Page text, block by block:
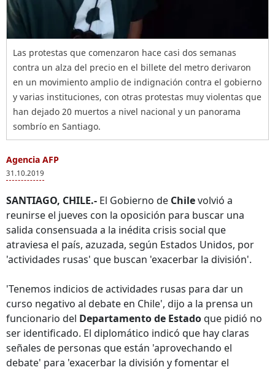
Las protestas que comenzaron hace casi dos semanas
contra un alza del precio en el billete del metro derivaron
en un movimiento amplio de indignación contra el gobierno
y varias instituciones, con otras protestas muy violentas que
han dejado 20 muertos a nivel nacional y un panorama
sombrío en Santiago.
Agencia AFP
31.10.2019
SANTIAGO, CHILE.- El Gobierno de Chilevolvió a
reunirse el jueves con la oposición para buscar una
salida consensuada a la inédita crisis social que
atraviesa el país, azuzada, según Estados Unidos, por
'actividades rusas' que buscan 'exacerbar la división'.
'Tenemos indicios de actividades rusas para dar un
curso negativo al debate en Chile', dijo a la prensa un
funcionario del Departamento de Estadoque pidió no
ser identificado. El diplomático indicó que hay claras
señales de personas que están 'aprovechando el
debate' para 'exacerbar la división y fomentar el